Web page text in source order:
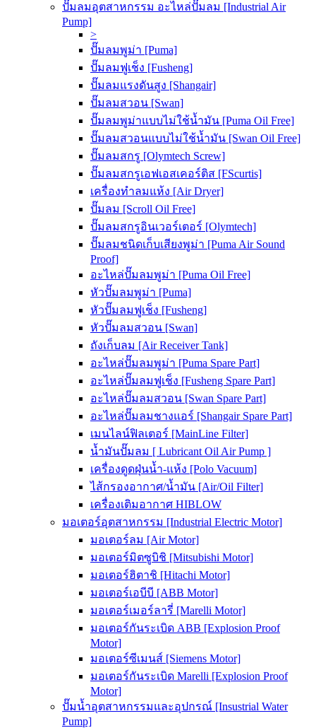
ปั๊มลมอุตสาหกรรม อะไหล่ปั๊มลม [Industrial Air
Pump]
>
ปั๊มลมพูม่า [Puma]
ปั๊มลมฟูเช็ง [Fusheng]
ปั๊มลมแรงดันสูง [Shangair]
ปั๊มลมสวอน [Swan]
ปั๊มลมพูม่าแบบไม่ใช้น้ำมัน [Puma Oil Free]
ปั๊มลมสวอนแบบไม่ใช้น้ำมัน [Swan Oil Free]
ปั๊มลมสกรู [Olymtech Screw]
ปั๊มลมสกรูเอฟเอสเคอร์ติส [FScurtis]
เครื่องทำลมแห้ง [Air Dryer]
ปั๊มลม [Scroll Oil Free]
ปั๊มลมสกรูอินเวอร์เตอร์ [Olymtech]
ปั๊มลมชนิดเก็บเสียงพูม่า [Puma Air Sound
Proof]
อะไหล่ปั๊มลมพูม่า [Puma Oil Free]
หัวปั๊มลมพูม่า [Puma]
หัวปั๊มลมฟูเช็ง [Fusheng]
หัวปั๊มลมสวอน [Swan]
ถังเก็บลม [Air Receiver Tank]
อะไหล่ปั๊มลมพูม่า [Puma Spare Part]
อะไหล่ปั๊มลมฟูเช็ง [Fusheng Spare Part]
อะไหล่ปั๊มลมสวอน [Swan Spare Part]
อะไหล่ปั๊มลมชางแอร์ [Shangair Spare Part]
เมนไลน์ฟิลเตอร์ [MainLine Filter]
น้ำมันปั๊มลม [ Lubricant Oil Air Pump ]
เครื่องดูดฝุ่นน้ำ-แห้ง [Polo Vacuum]
ไส้กรองอากาศ/น้ำมัน [Air/Oil Filter]
เครื่องเติมอากาศ HIBLOW
มอเตอร์อุตสาหกรรม [Industrial Electric Motor]
มอเตอร์ลม [Air Motor]
มอเตอร์มิตซูบิชิ [Mitsubishi Motor]
มอเตอร์ฮิตาชิ [Hitachi Motor]
มอเตอร์เอบีบี [ABB Motor]
มอเตอร์เมอร์ลารี่ [Marelli Motor]
มอเตอร์กันระเบิด ABB [Explosion Proof
Motor]
มอเตอร์ซีเมนส์ [Siemens Motor]
มอเตอร์กันระเบิด Marelli [Explosion Proof
Motor]
ปั๊มน้ำอุตสาหกรรมและอุปกรณ์ [Insustrial Water
Pump]